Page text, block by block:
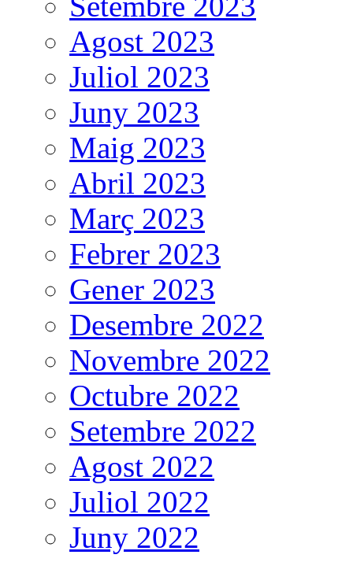
Agost 2023
Juliol 2023
Juny 2023
Maig 2023
Abril 2023
Març 2023
Febrer 2023
Gener 2023
Desembre 2022
Novembre 2022
Octubre 2022
Setembre 2022
Agost 2022
Juliol 2022
Juny 2022